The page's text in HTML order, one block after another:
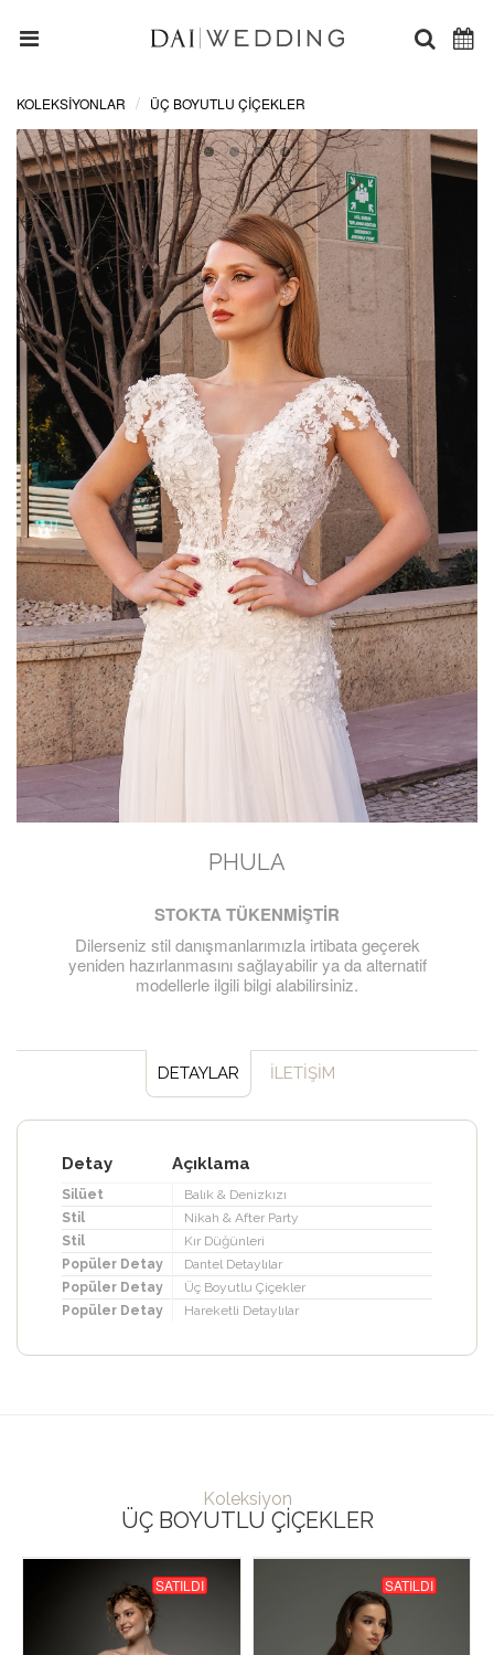
KOLEKSİYONLAR ÜÇ BOYUTLU ÇIÇEKLER
PHULA
STOKTA TÜKENMİŞTİR
Dilerseniz stil danışmanlarımızla irtibata geçerek
yeniden hazırlanmasını sağlayabilir ya da alternatif
modellerle ilgili bilgi alabilirsiniz.
DETAYLAR İLETİŞİM
Detay Açıklama
Silüet
Balık & Denizkızı
Stil
Nikah & After Party
Stil
Kır Düğünleri
Popüler Detay
Dantel Detaylılar
Popüler Detay
Üç Boyutlu Çiçekler
Popüler Detay
Hareketli Detaylılar
Koleksiyon
ÜÇ BOYUTLU ÇIÇEKLER
SATILDI SATILDI